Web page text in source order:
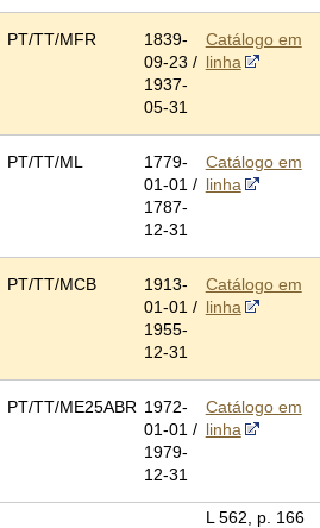
PT/TT/MFR
1839-
09-23 /
1937-
05-31
Catálogo em
linha
PT/TT/ML
1779-
01-01 /
1787-
12-31
Catálogo em
linha
PT/TT/MCB
1913-
01-01 /
1955-
12-31
Catálogo em
linha
PT/TT/ME25ABR 1972-
01-01 /
1979-
12-31
Catálogo em
linha
L 562, p. 166